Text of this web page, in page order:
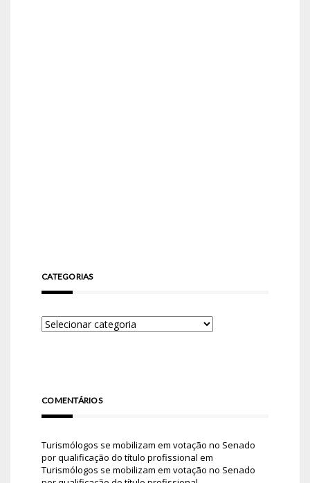
CATEGORIAS
COMENTÁRIOS
Turismólogos se mobilizam em votação no Senado
por qualificação do título profissional em
Turismólogos se mobilizam em votação no Senado